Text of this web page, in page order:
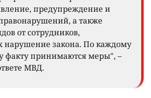
предупреждение и
а также
от сотрудников,
нарушение закона. По каждому
факту принимаются меры", –
МВД.